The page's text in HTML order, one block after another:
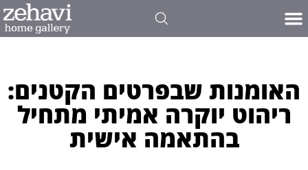
האומנות שבפרטים הקטנים:
ריהוט יוקרה אמיתי מתחיל
בהתאמה אישית